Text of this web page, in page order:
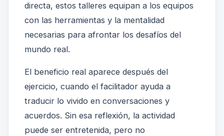
directa, estos talleres equipan a los equipos
con las herramientas y la mentalidad
necesarias para afrontar los desafíos del
mundo real.
El beneficio real aparece después del
ejercicio, cuando el facilitador ayuda a
traducir lo vivido en conversaciones y
acuerdos. Sin esa reflexión, la actividad
puede ser entretenida, pero no